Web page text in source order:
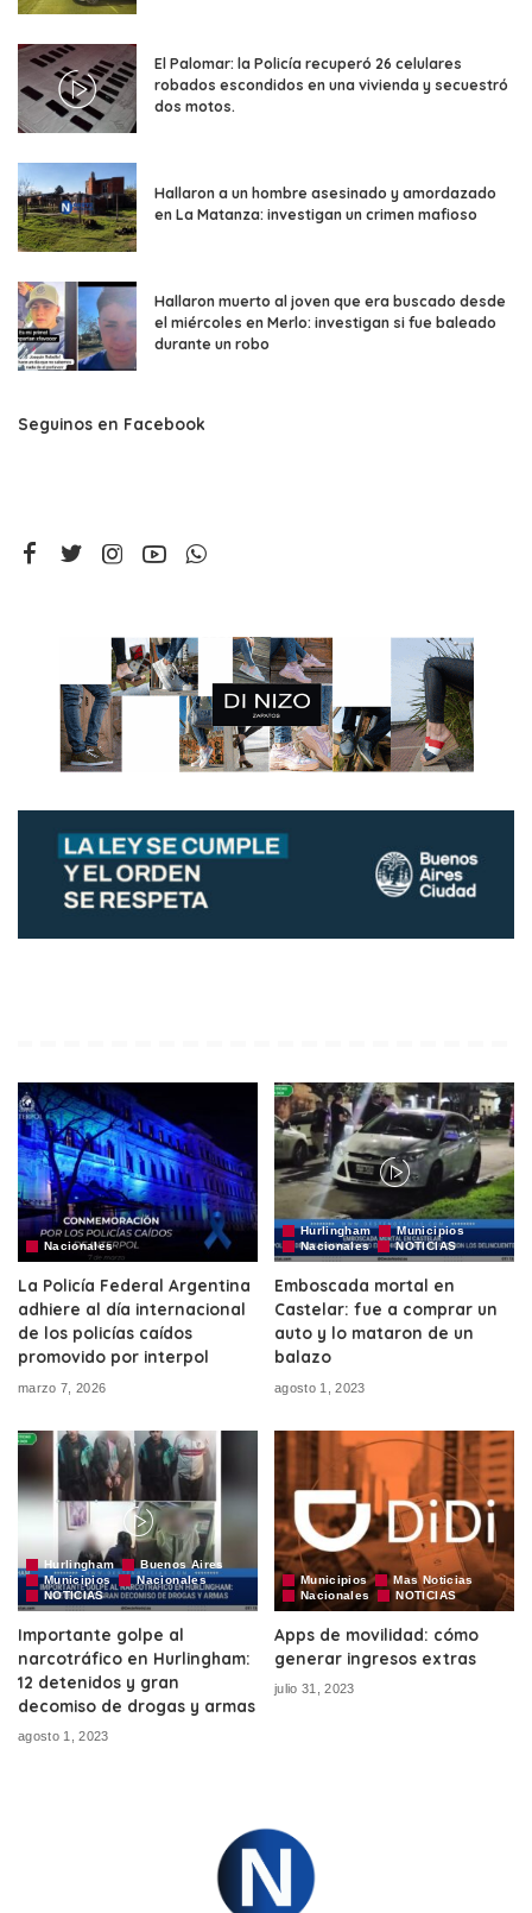
El Palomar: la Policía recuperó 26 celulares
robados escondidos en una vivienda y secuestró
dos motos.
Hallaron a un hombre asesinado y amordazado
en La Matanza: investigan un crimen mafioso
Hallaron muerto al joven que era buscado desde
el miércoles en Merlo: investigan si fue baleado
durante un robo
Seguinos en Facebook
Nacionales
La Policía Federal Argentina
adhiere al día internacional
de los policías caídos
promovido por interpol
marzo 7, 2026
Hurlingham
Municipios
Nacionales
NOTICIAS
Emboscada mortal en
Castelar: fue a comprar un
auto y lo mataron de un
balazo
agosto 1, 2023
Hurlingham
Buenos Aires
Municipios
Nacionales
NOTICIAS
Importante golpe al
narcotráfico en Hurlingham:
12 detenidos y gran
decomiso de drogas y armas
agosto 1, 2023
Municipios
Mas Noticias
Nacionales
NOTICIAS
Apps de movilidad: cómo
generar ingresos extras
julio 31, 2023